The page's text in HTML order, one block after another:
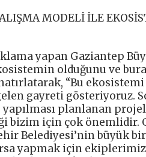
MODELİ İLE
yapan Gaziantep
olduğunu ve
“Bu
gayreti gösteriyoruz.
planlanan
bizim için çok önemlidir.
Belediyesi’nin büyük
yapmak için ekiplerimiz,